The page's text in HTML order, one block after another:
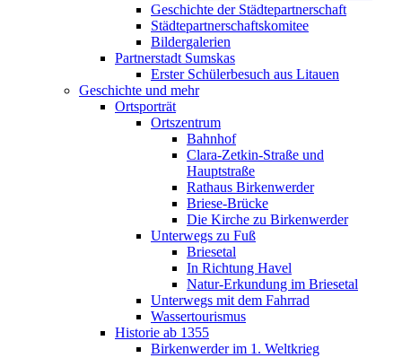
Geschichte der Städtepartnerschaft
Städtepartnerschaftskomitee
Bildergalerien
Partnerstadt Sumskas
Erster Schülerbesuch aus Litauen
Geschichte und mehr
Ortsporträt
Ortszentrum
Bahnhof
Clara-Zetkin-Straße und
Hauptstraße
Rathaus Birkenwerder
Briese-Brücke
Die Kirche zu Birkenwerder
Unterwegs zu Fuß
Briesetal
In Richtung Havel
Natur-Erkundung im Briesetal
Unterwegs mit dem Fahrrad
Wassertourismus
Historie ab 1355
Birkenwerder im 1. Weltkrieg